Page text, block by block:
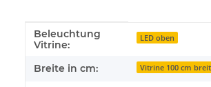
Produkteigenschaft
Wert
Beleuchtung
Vitrine:
LED oben
Breite in cm: Vitrine 100 cm breit